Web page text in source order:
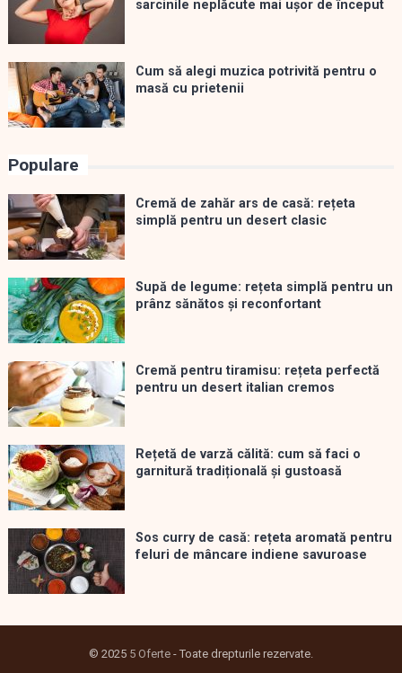
sarcinile neplăcute mai ușor de început
Cum să alegi muzica potrivită pentru o
masă cu prietenii
Populare
Cremă de zahăr ars de casă: rețeta
simplă pentru un desert clasic
Supă de legume: rețeta simplă pentru un
prânz sănătos și reconfortant
Cremă pentru tiramisu: rețeta perfectă
pentru un desert italian cremos
Rețetă de varză călită: cum să faci o
garnitură tradițională și gustoasă
Sos curry de casă: rețeta aromată pentru
feluri de mâncare indiene savuroase
© 2025 5 Oferte- Toate drepturile rezervate.